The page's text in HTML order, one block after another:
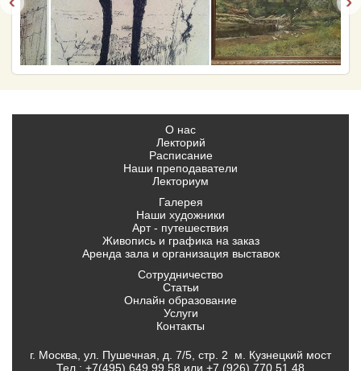
О нас
Лекторий
Расписание
Наши преподаватели
Лекториум
Галерея
Наши художники
Арт - путешествия
Живопись и графика на заказ
Аренда зала и организация выставок
Сотрудничество
Статьи
Онлайн образование
Услуги
Контакты
г. Москва, ул. Пушечная, д. 7/5, стр. 2 м. Кузнецкий мост
Тел.: +7(495) 649 99 58 или +7 (926) 770 51 48